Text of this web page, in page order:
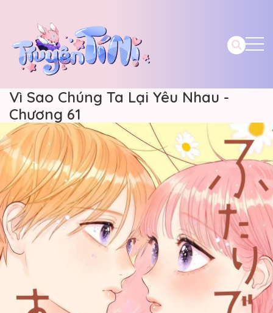
Vì Sao Chúng Ta Lại Yêu Nhau -
Chương 61